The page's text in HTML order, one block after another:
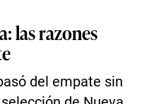
las razones
del empate sin